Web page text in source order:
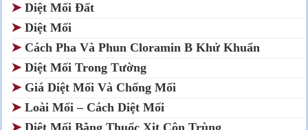
➤ Diệt Mối Đất
➤ Diệt Mối
➤ Cách Pha Và Phun Cloramin B Khử Khuẩn
➤ Diệt Mối Trong Tường
➤ Giá Diệt Mối Và Chống Mối
➤ Loài Mối – Cách Diệt Mối